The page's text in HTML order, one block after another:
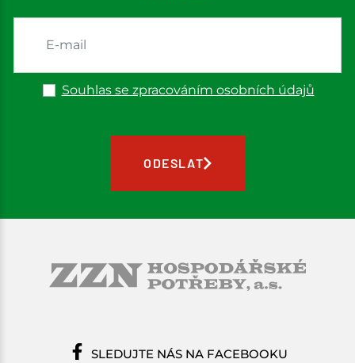
Souhlas se zpracováním osobních údajů
ODESLAT
SLEDUJTE NÁS NA FACEBOOKU